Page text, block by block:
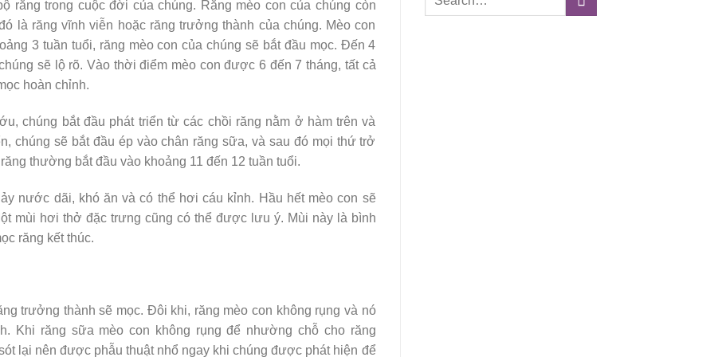
răng trong cuộc đời của chúng. Răng mèo con của chúng còn
là răng vĩnh viễn hoặc răng trưởng thành của chúng. Mèo con
3 tuần tuổi, răng mèo con của chúng sẽ bắt đầu mọc. Đến 4
sẽ lộ rõ. Vào thời điểm mèo con được 6 đến 7 tháng, tất cả
hoàn chỉnh.
chúng bắt đầu phát triển từ các chồi răng nằm ở hàm trên và
chúng sẽ bắt đầu ép vào chân răng sữa, và sau đó mọi thứ trở
thường bắt đầu vào khoảng 11 đến 12 tuần tuổi.
nước dãi, khó ăn và có thể hơi cáu kỉnh. Hầu hết mèo con sẽ
mùi hơi thở đặc trưng cũng có thể được lưu ý. Mùi này là bình
răng kết thúc.
trưởng thành sẽ mọc. Đôi khi, răng mèo con không rụng và nó
Khi răng sữa mèo con không rụng để nhường chỗ cho răng
lại nên được phẫu thuật nhổ ngay khi chúng được phát hiện để